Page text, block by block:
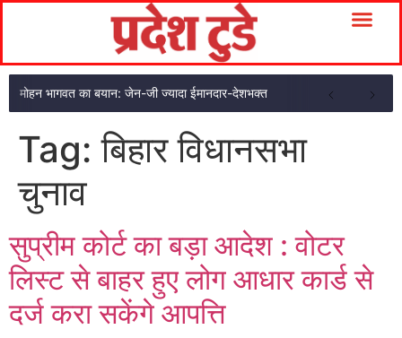
मोहन भागवत का बयान: जेन-जी ज्यादा ईमानदार-देशभक्त
Tag:बिहार विधानसभा
चुनाव
सुप्रीम कोर्ट का बड़ा आदेश : वोटर
लिस्ट से बाहर हुए लोग आधार कार्ड से
दर्ज करा सकेंगे आपत्ति